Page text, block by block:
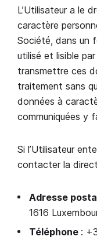
L’Utilisateur a le
caractère
Société, dans un
utilisé et lisible
transmettre ces
traitement sans
données à
communiquées y
Si l’Utilisateur
contacter la
Adresse
1616
Téléphone :